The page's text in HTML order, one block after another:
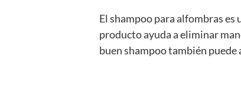
El shampoo para alfombras
producto ayuda a eliminar
buen shampoo también